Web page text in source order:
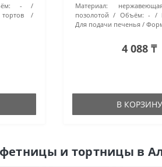
-
Материал:
позолотой
Объём: -
Для подачи печенья
4 088 ₸
В КОРЗИНУ
и тортницы в